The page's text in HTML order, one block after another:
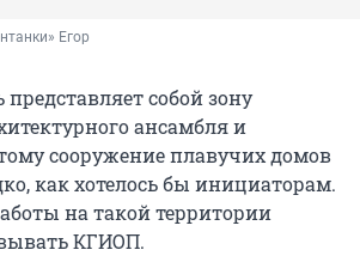
Егор
представляет собой зону
ансамбля и
сооружение плавучих домов
как хотелось бы инициаторам.
на такой территории
КГИОП.